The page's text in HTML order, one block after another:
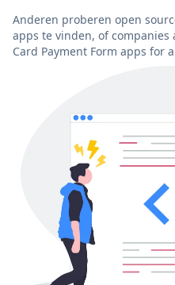
Anderen proberen open
apps te vinden, of
Card Payment Form apps for